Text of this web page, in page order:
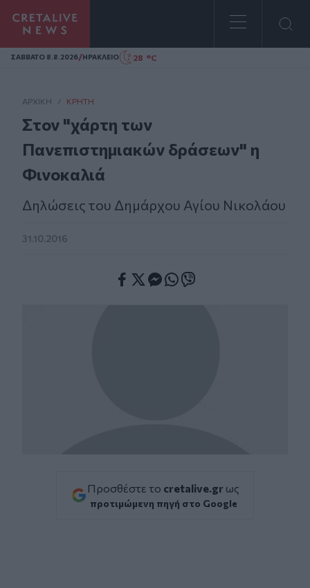
Homepage
ΣAΒΒΑΤΟ 8.8.2026/ΗΡΑΚΛΕΙΟ 28 °C
ΑΡΧΙΚΗ / ΚΡΉΤΗ
Στον "χάρτη των
Πανεπιστημιακών δράσεων" η
Φινοκαλιά
Δηλώσεις του Δημάρχου Αγίου Νικολάου
31.10.2016
Προσθέστε το cretalive.gr ως
προτιμώμενη πηγή στο Google